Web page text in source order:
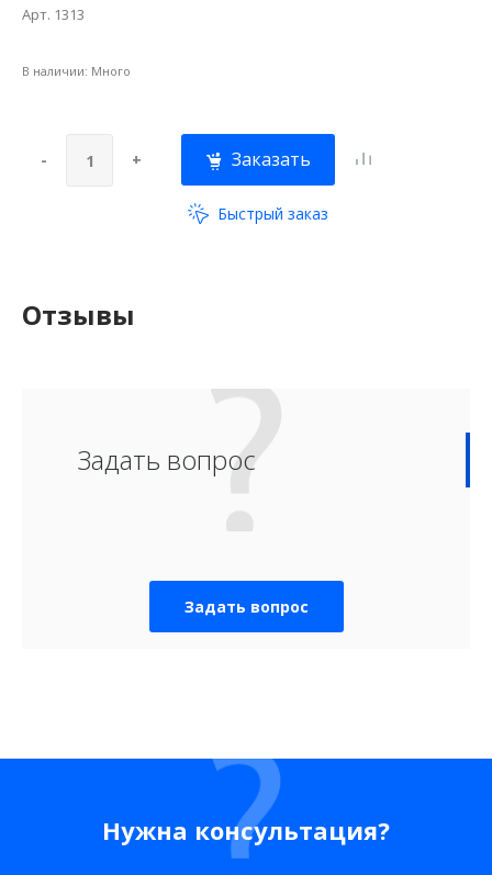
Арт. 1313
В наличии: Много
- + Заказать
Быстрый заказ
Отзывы
Задать вопрос
Задать вопрос
Нужна консультация?